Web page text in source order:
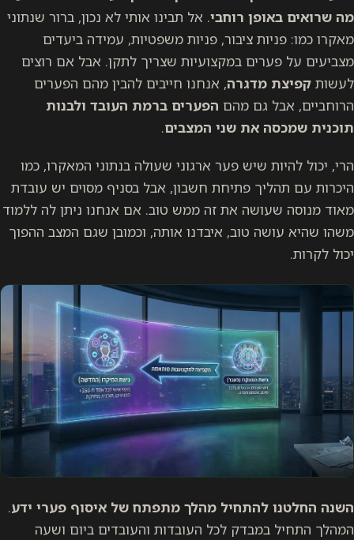
מה שרואים באופן רוחבי. אל תבינו אותי לא נכון, ברור שנתוני
מאקרו כמו: פניות ציבור, פניות משפטיות, עמידה ביעדים
מצביעים על פערים במקצועיות שצריך לתקן. אבל אם רוצים
לעשות קפיצת מדגרה, אנחנו חייבים להבין מהם הפערים
הרוחביים, אבל גם מהם הפערים ברמת העובד ולבנות
תוכנית שמכסה את שני המצבים.
הרי, יכול להיות שיש פער ארגוני שעולה בנתוני המאקרו, כמו
היכרות עם תהליך פתיחת חשבון, אבל בסניף מסוים יש עובדת
מאוד מנוסה שעושה את זה ממש טוב. אם אנחנו ניתן לה ללמוד
משהו שהיא עושה טוב, איבדנו אותה, וכמובן שגם המצב ההפוך
יכול לקרות.
השנה החלטנו להתחיל מהלך מתפתח של איסוף פערי ידע.
המהלך התחיל במבדק לכל העובדות והעובדים ביום ושעה